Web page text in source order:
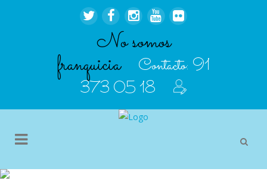
No somos
franquiciaContacto: 91
373 05 18